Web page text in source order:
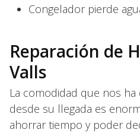
Congelador pierde
Reparación de
Valls
La comodidad que nos ha
desde su llegada es
ahorrar tiempo y poder